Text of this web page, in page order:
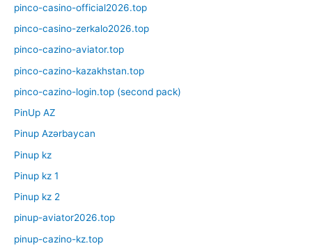
pinco-casino-official2026.top
pinco-casino-zerkalo2026.top
pinco-cazino-aviator.top
pinco-cazino-kazakhstan.top
pinco-cazino-login.top (second pack)
PinUp AZ
Pinup Azərbaycan
Pinup kz
Pinup kz 1
Pinup kz 2
pinup-aviator2026.top
pinup-cazino-kz.top